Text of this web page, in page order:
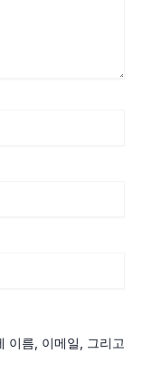
이름, 이메일, 그리고